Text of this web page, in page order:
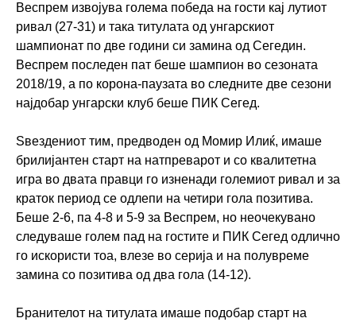
Веспрем извојува голема победа на гости кај лутиот
ривал (27-31) и така титулата од унгарскиот
шампионат по две години си замина од Сегедин.
Веспрем последен пат беше шампион во сезоната
2018/19, а по корона-паузата во следните две сезони
најдобар унгарски клуб беше ПИК Сегед.
Ѕвездениот тим, предводен од Момир Илиќ, имаше
брилијантен старт на натпреварот и со квалитетна
игра во двата правци го изненади големиот ривал и за
краток период се одлепи на четири гола позитива.
Беше 2-6, па 4-8 и 5-9 за Веспрем, но неочекувано
следуваше голем пад на гостите и ПИК Сегед одлично
го искористи тоа, влезе во серија и на полувреме
замина со позитива од два гола (14-12).
Бранителот на титулата имаше подобар старт на